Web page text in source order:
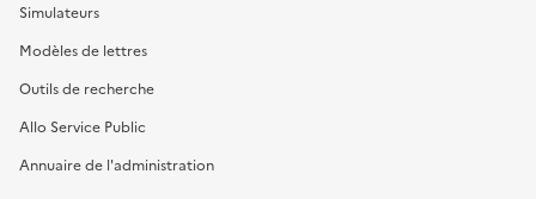
Simulateurs
Modèles de lettres
Outils de recherche
Allo Service Public
Annuaire de l'administration